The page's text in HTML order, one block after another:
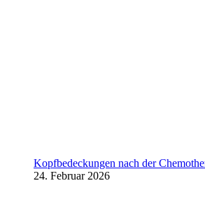
Kopfbedeckungen nach der
24. Februar 2026